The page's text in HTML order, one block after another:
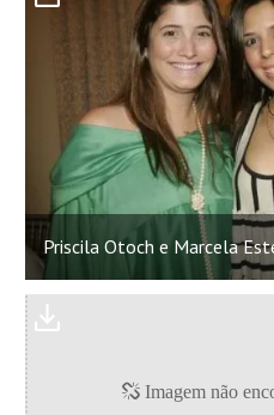
Priscila Otoch e Marcela